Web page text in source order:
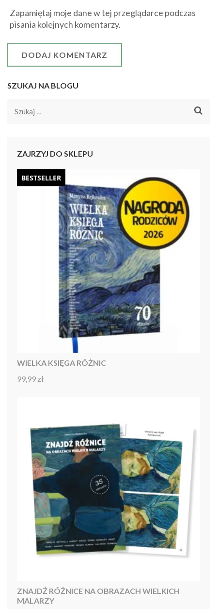
Zapamiętaj moje dane w tej przeglądarce podczas
pisania kolejnych komentarzy.
SZUKAJ NA BLOGU
Szukaj:
ZAJRZYJ DO SKLEPU
BESTSELLER
WIELKA KSIĘGA RÓŻNIC
Oceniono
99,99 zł
ZNAJDŹ RÓŻNICE NA OBRAZACH WIELKICH
MALARZY